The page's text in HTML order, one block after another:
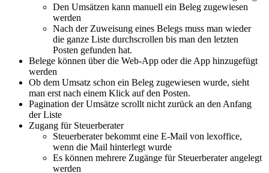
Den Umsätzen kann manuell ein Beleg zugewiesen
werden
Nach der Zuweisung eines Belegs muss man wieder
die ganze Liste durchscrollen bis man den letzten
Posten gefunden hat.
Belege können über die Web-App oder die App hinzugefügt
werden
Ob dem Umsatz schon ein Beleg zugewiesen wurde, sieht
man erst nach einem Klick auf den Posten.
Pagination der Umsätze scrollt nicht zurück an den Anfang
der Liste
Zugang für Steuerberater
Steuerberater bekommt eine E-Mail von lexoffice,
wenn die Mail hinterlegt wurde
Es können mehrere Zugänge für Steuerberater angelegt
werden